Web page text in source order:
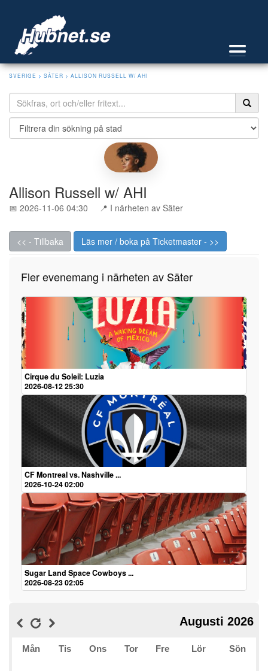
SVERIGE > SÄTER > ALLISON RUSSELL W/ AHI
Allison Russell w/ AHI
📅 2026-11-06 04:30 📍 I närheten av Säter
<< - Tillbaka Läs mer / boka på Ticketmaster - >>
Fler evenemang i närheten av Säter
Cirque du Soleil: Luzia
2026-08-12 25:30
CF Montreal vs. Nashville ...
2026-10-24 02:00
Sugar Land Space Cowboys ...
2026-08-23 02:05
Augusti 2026
Mån Tis Ons Tor Fre Lör Sön